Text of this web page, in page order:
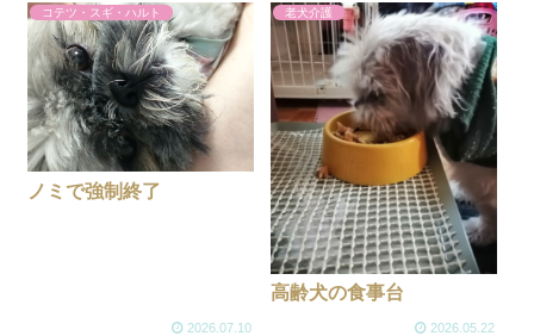
コテツ・スギ・ハルト
ノミで強制終了
2026.07.10
老犬介護
高齢犬の食事台
2026.05.22